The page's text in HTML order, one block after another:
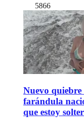
5866
Nuevo quiebre
farándula
que estoy